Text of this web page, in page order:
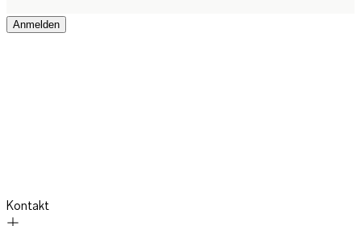
Anmelden
Kontakt